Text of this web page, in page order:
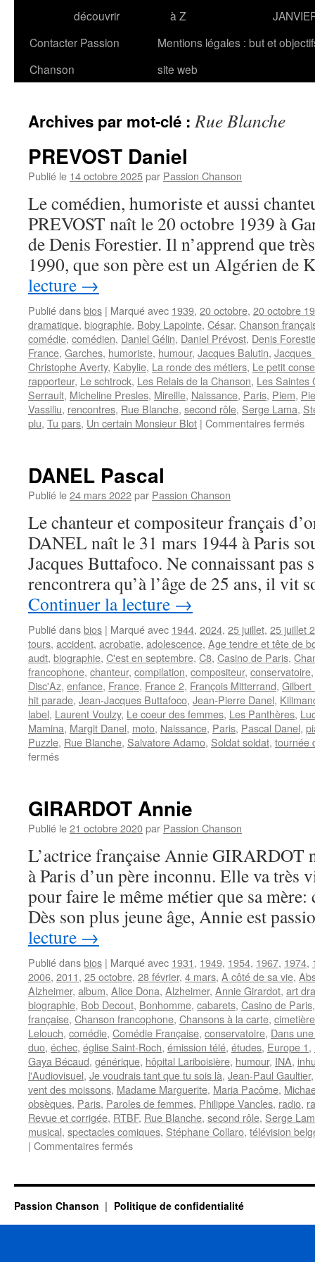
découvrir
à Z
Contacter Passion
Chanson
Mentions légales : but et
site web
Archives par mot-clé :Rue Blanche
PREVOST Daniel
Publié le 14 octobre 2025par Passion Chanson
Le comédien, humoriste et aussi
PREVOST naît le 20 octobre 1939 à
de Denis Forestier. Il n’apprend que
1990, que son père est un Algérien
lecture →
Publié dansbios | Marqué avec 1939, 20 octobre, 20 octobre
dramatique, biographie, Boby Lapointe, César, Chanson
comédie, comédien, Daniel Gélin, Daniel Prévost, Denis
France, Garches, humoriste, humour, Jacques Balutin, Jacques
Christophe Averty, Kabylie, La ronde des métiers, Le petit
rapporteur, Le schtrock, Les Relais de la Chanson, Les Saintes
Serrault, Micheline Presles, Mireille, Naissance, Paris, Piem,
Vassiliu, rencontres, Rue Blanche, second rôle, Serge Lama,
plu, Tu pars, Un certain Monsieur Blot | Commentaires fermés
DANEL Pascal
Publié le24 mars 2022par Passion Chanson
Le chanteur et compositeur français
DANEL naît le 31 mars 1944 à Paris
Jacques Buttafoco. Ne connaissant pas
rencontrera qu’à l’âge de 25 ans, il vit
Continuer la lecture →
Publié dansbios | Marqué avec 1944, 2024, 25 juillet, 25 juillet
tours, accident, acrobatie, adolescence, Age tendre et tête de
audt, biographie, C'est en septembre, C8, Casino de Paris,
francophone, chanteur, compilation, compositeur, conservatoire
Disc'Az, enfance, France, France 2, François Mitterrand, Gilbert
hit parade, Jean-Jacques Buttafoco, Jean-Pierre Danel,
label, Laurent Voulzy, Le coeur des femmes, Les Panthères,
Mamina, Margit Danel, moto, Naissance, Paris, Pascal Danel,
Puzzle, Rue Blanche, Salvatore Adamo, Soldat soldat, tournée
ferméssur
GIRARDOT Annie
Publié le21 octobre 2020par Passion Chanson
L’actrice française Annie GIRARDOT
à Paris d’un père inconnu. Elle va très
pour faire le même métier que sa mère:
Dès son plus jeune âge, Annie est
lecture →
Publié dansbios | Marqué avec 1931, 1949, 1954, 1967, 1974,
2006, 2011, 25 octobre, 28 février, 4 mars, A côté de sa vie,
Alzheimer, album, Alice Dona, Alzheimer, Annie Girardot, art
biographie, Bob Decout, Bonhomme, cabarets, Casino de Paris
française, Chanson francophone, Chansons à la carte,
Lelouch, comédie, Comédie Française, conservatoire, Dans
duo, échec, église Saint-Roch, émission télé, études, Europe 1,
Gaya Bécaud, générique, hôpital Lariboisière, humour, INA,
l'Audiovisuel, Je voudrais tant que tu sois là, Jean-Paul Gaultier
vent des moissons, Madame Marguerite, Maria Pacôme,
obsèques, Paris, Paroles de femmes, Philippe Vancles, radio,
Revue et corrigée, RTBF, Rue Blanche, second rôle, Serge
musical, spectacles comiques, Stéphane Collaro, télévision
| Commentaires ferméssur
Passion Chanson Politique de confidentialité